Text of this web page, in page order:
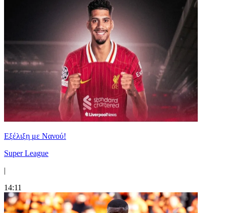
Εξέλιξη με Νανού!
Super League
|
14:11